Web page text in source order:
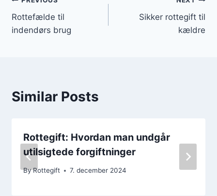
Rottefælde til
indendørs brug
Sikker rottegift til
kældre
Similar Posts
Rottegift: Hvordan man undgår
utilsigtede forgiftninger
ByRottegift 7. december 2024